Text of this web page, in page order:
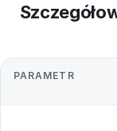
PARAMETR